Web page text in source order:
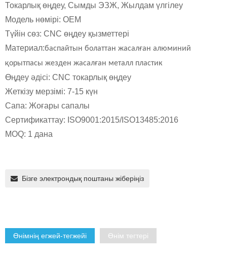
Токарлық өңдеу, Сымды ЭЗЖ, Жылдам үлгілеу
Модель нөмірі: OEM
Түйін сөз: CNC өңдеу қызметтері
Материал:баспайтын болаттан жасалған алюминий
қорытпасы жезден жасалған металл пластик
Өңдеу әдісі: CNC токарлық өңдеу
Жеткізу мерзімі: 7-15 күн
Сапа: Жоғары сапалы
Сертификаттау: ISO9001:2015/ISO13485:2016
MOQ: 1 дана
Бізге электрондық поштаны жіберіңіз
Өнімнің егжей-тегжейі Өнім тегтері